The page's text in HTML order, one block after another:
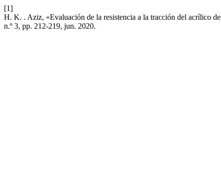
[1]
H. K. . Aziz, «Evaluación de la resistencia a la tracción del acrílico
n.º 3, pp. 212-219, jun. 2020.